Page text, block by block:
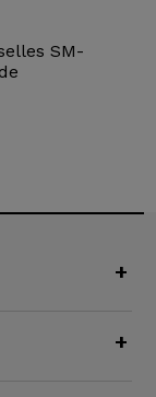
SM-
+
+